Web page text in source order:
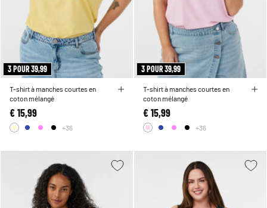
3 POUR 39,99
T-shirt à manches courtes en
coton mélangé
€ 15,99
+36
3 POUR 39,99
T-shirt à manches courtes en
coton mélangé
€ 15,99
+36